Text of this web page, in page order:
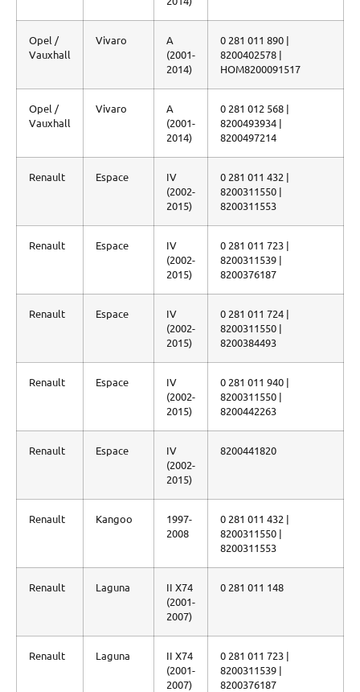
Opel /
Vauxhall
Vivaro
A
(2001-
2014)
0 281 011 890 |
8200402578 |
HOM8200091517
Opel /
Vauxhall
Vivaro
A
(2001-
2014)
0 281 012 568 |
8200493934 |
8200497214
Renault Espace
IV
(2002-
2015)
0 281 011 432 |
8200311550 |
8200311553
Renault Espace
IV
(2002-
2015)
0 281 011 723 |
8200311539 |
8200376187
Renault Espace
IV
(2002-
2015)
0 281 011 724 |
8200311550 |
8200384493
Renault Espace
IV
(2002-
2015)
0 281 011 940 |
8200311550 |
8200442263
Renault Espace
IV
(2002-
2015)
8200441820
Renault Kangoo
1997-
2008
0 281 011 432 |
8200311550 |
8200311553
Renault Laguna
II X74
(2001-
2007)
0 281 011 148
Renault Laguna
II X74
(2001-
2007)
0 281 011 723 |
8200311539 |
8200376187